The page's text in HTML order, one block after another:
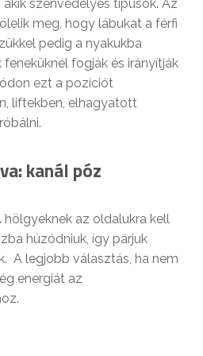
szenvedélyes típusok. Az
meg, hogy lábukat a férfi
pedig a nyakukba
fogják és irányítják
ezt a pozíciót
liftekben, elhagyatott
kanál póz
hölgyeknek az oldalukra kell
húzódniuk, így párjuk
A legjobb választás, ha nem
energiát az